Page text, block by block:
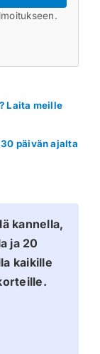
Laita meille
päivän ajalta
kannella,
ja 20
kaikille